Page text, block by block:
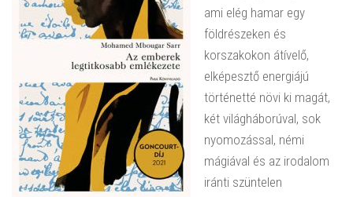
ami elég hamar egy
földrészeken és
korszakokon átívelő,
elképesztő energiájú
történetté növi ki magát,
két világháborúval, sok
nyomozással, némi
mágiával és az irodalom
iránti szüntelen